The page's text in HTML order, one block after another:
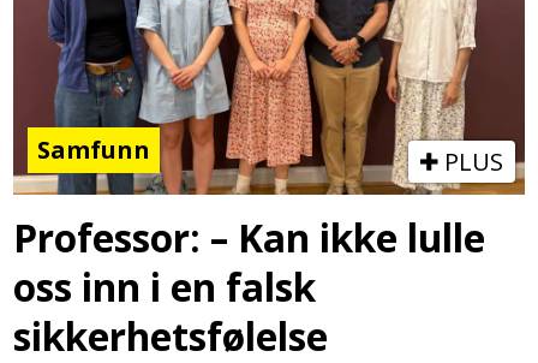
Samfunn PLUS
Professor: – Kan ikke lulle
oss inn i en falsk
sikkerhetsfølelse